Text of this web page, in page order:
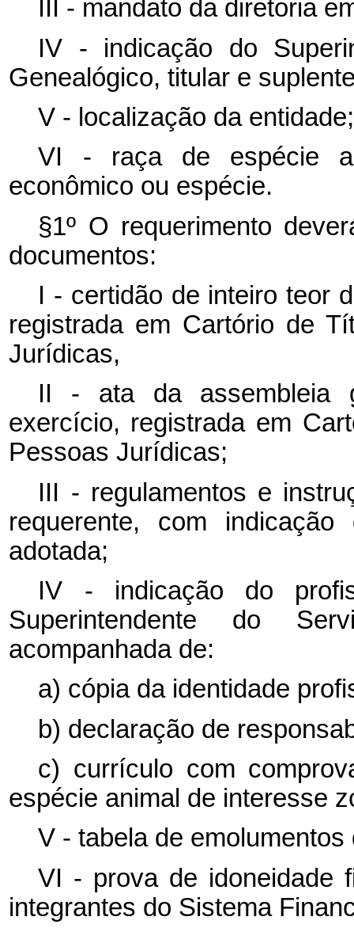
III - mandato da diretoria
IV - indicação do
Genealógico, titular e
V - localização da
VI - raça de espécie
econômico ou espécie.
§1º O requerimento
documentos:
I - certidão de inteiro teor
registrada em Cartório de
Jurídicas,
II - ata da assembleia
exercício, registrada em
Pessoas Jurídicas;
III - regulamentos e
requerente, com
adotada;
IV - indicação do
Superintendente do
acompanhada de:
a) cópia da identidade
b) declaração de
c) currículo com
espécie animal de interesse
V - tabela de emolumentos
VI - prova de idoneidade
integrantes do Sistema